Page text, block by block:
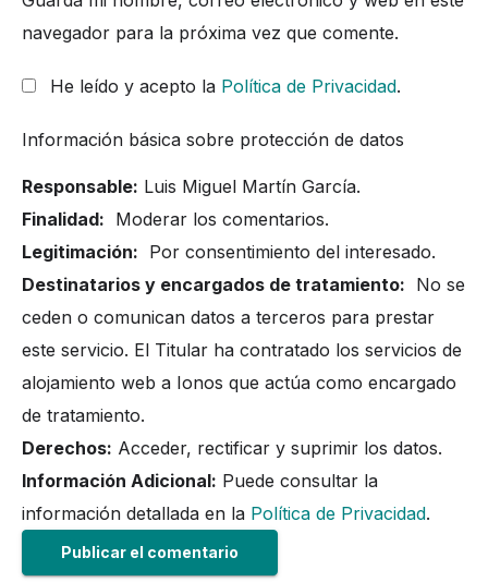
navegador para la próxima vez que comente.
He leído y acepto la Política de Privacidad.
Información básica sobre protección de datos
Responsable: Luis Miguel Martín García.
Finalidad: Moderar los comentarios.
Legitimación: Por consentimiento del interesado.
Destinatarios y encargados de tratamiento: No se
ceden o comunican datos a terceros para prestar
este servicio. El Titular ha contratado los servicios de
alojamiento web a Ionos que actúa como encargado
de tratamiento.
Derechos: Acceder, rectificar y suprimir los datos.
Información Adicional: Puede consultar la
información detallada en la Política de Privacidad.